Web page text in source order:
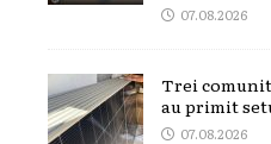
07.08.2026
Trei
au primit
07.08.2026